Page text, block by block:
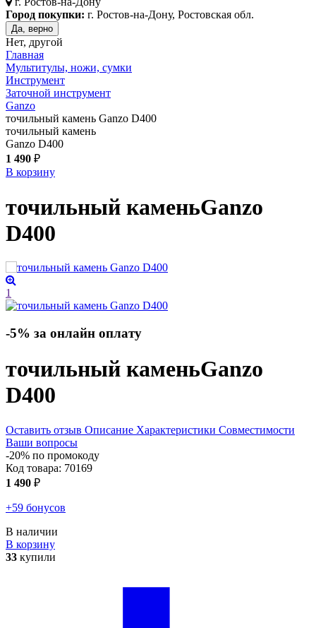
Город покупки: г. Ростов-на-Дону, Ростовская обл.
Да, верно
Нет, другой
Главная
Мультитулы, ножи, сумки
Инструмент
Заточной инструмент
Ganzo
точильный камень Ganzo D400
точильный камень
Ganzo D400
1 490 ₽
В корзину
точильный каменьGanzo
D400
1
-5% за онлайн оплату
точильный каменьGanzo
D400
Оставить отзыв Описание Характеристики Совместимости
Ваши вопросы
-20% по промокоду
Код товара: 70169
1 490 ₽
+59 бонусов
В наличии
В корзину
33 купили